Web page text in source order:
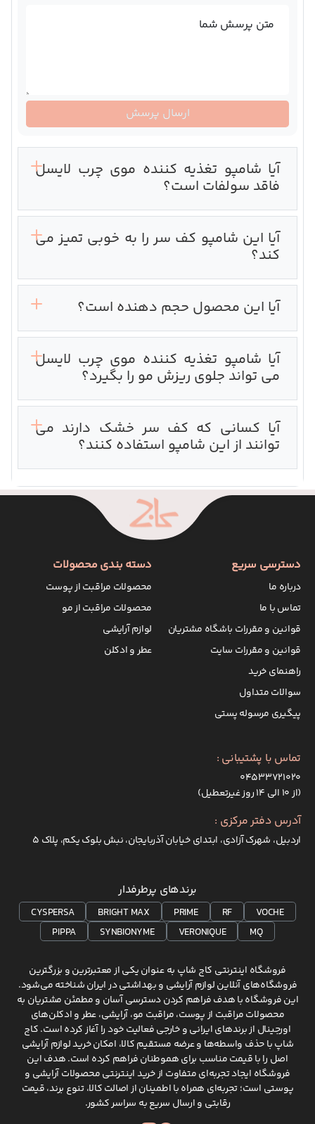
آیا شامپو تغذیه کننده موی چرب لایسل
فاقد سولفات است؟
آیا این شامپو کف سر را به خوبی تمیز می
کند؟
آیا این محصول حجم دهنده است؟
آیا شامپو تغذیه کننده موی چرب لایسل
می تواند جلوی ریزش مو را بگیرد؟
آیا کسانی که کف سر خشک دارند می
توانند از این شامپو استفاده کنند؟
متن پرسش شما
ارسال پرسش
دسترسی سریع
درباره ما
تماس با ما
قوانین و مقررات باشگاه مشتریان
قوانین و مقررات سایت
راهنمای خرید
سوالات متداول
پیگیری مرسوله پستی
دسته بندی محصولات
محصولات مراقبت از پوست
محصولات مراقبت از مو
لوازم آرایشی
عطر و ادکلن
تماس با پشتیبانی :
۰۴۵۳۳۷۲۱۰۲۰
(از ۱۰ الی ۱۴ روز غیرتعطیل)
آدرس دفتر مرکزی :
اردبیل، شهرک آزادی، ابتدای خیابان آذربایجان، نبش بلوک یکم، پلاک 5
برندهای پرطرفدار
VOCHE
RF
PRIME
BRIGHT MAX
CYSPERSA
MQ
VERONIQUE
SYNBIONYME
PIPPA
فروشگاه اینترنتی کاج شاپ به عنوان یکی از معتبرترین و بزرگترین
فروشگاه‌های آنلاین لوازم آرایشی و بهداشتی در ایران شناخته می‌شود.
این فروشگاه با هدف فراهم کردن دسترسی آسان و مطمئن مشتریان به
محصولات مراقبت از پوست، مراقبت مو، آرایشی، عطر و ادکلن‌های
اورجینال از برندهای ایرانی و خارجی فعالیت خود را آغاز کرده است. کاج
شاپ با حذف واسطه‌ها و عرضه مستقیم کالا، امکان خرید لوازم آرایشی
اصل را با قیمت مناسب برای هموطنان فراهم کرده است. هدف این
فروشگاه ایجاد تجربه‌ای متفاوت از خرید اینترنتی محصولات آرایشی و
پوستی است؛ تجربه‌ای همراه با اطمینان از اصالت کالا، تنوع برند، قیمت
رقابتی و ارسال سریع به سراسر کشور.